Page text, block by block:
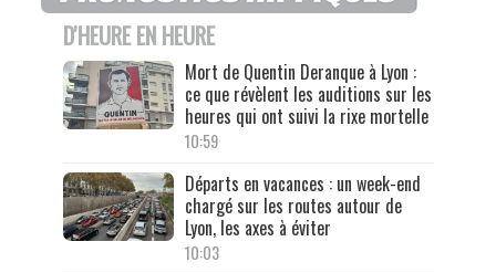
D'HEURE EN HEURE
Mort de Quentin Deranque à Lyon :
ce que révèlent les auditions sur les
heures qui ont suivi la rixe mortelle
10:59
Départs en vacances : un week-end
chargé sur les routes autour de
Lyon, les axes à éviter
10:03